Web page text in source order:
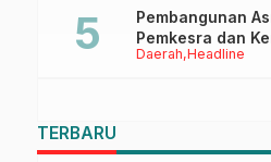
Daerah Headline
Pembangunan
Pemkesra dan
Sulbar Tinjau
TERBARU